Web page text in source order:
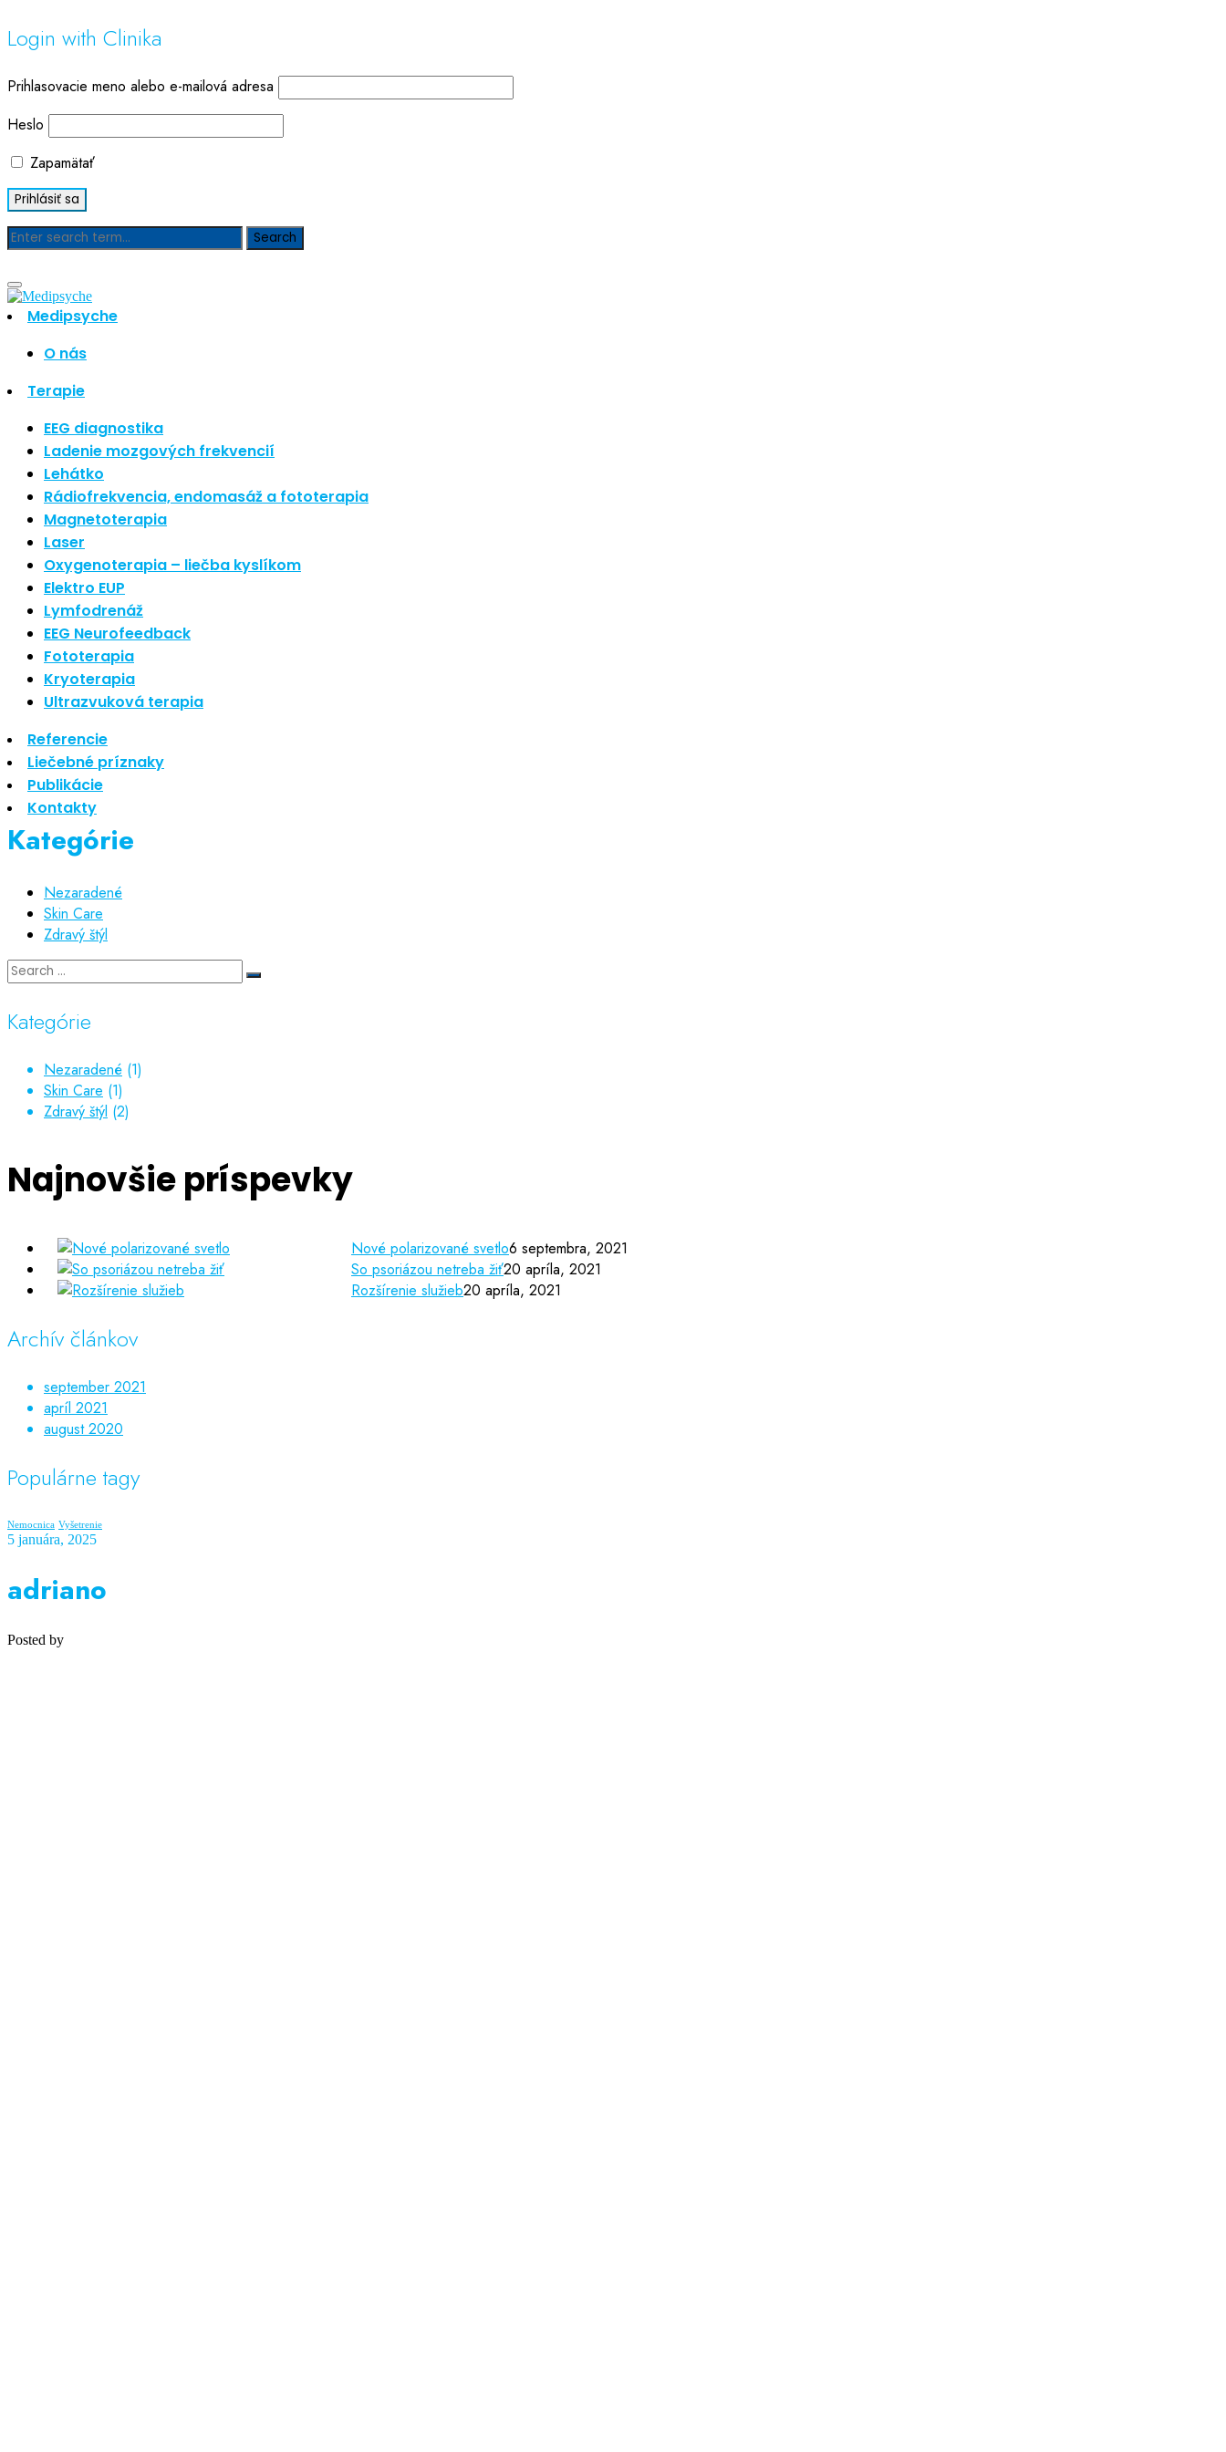
Login with Clinika
Prihlasovacie meno alebo e-mailová adresa
Heslo
Zapamätať
Medipsyche
O nás
Terapie
EEG diagnostika
Ladenie mozgových frekvencií
Lehátko
Rádiofrekvencia, endomasáž a fototerapia
Magnetoterapia
Laser
Oxygenoterapia – liečba kyslíkom
Elektro EUP
Lymfodrenáž
EEG Neurofeedback
Fototerapia
Kryoterapia
Ultrazvuková terapia
Referencie
Liečebné príznaky
Publikácie
Kontakty
Blog
Hľadať
Najnovšie články
Nové polarizované svetlo
So psoriázou netreba žiť
Rozšírenie služieb
Hudba a vývoj mozgu
Najnovšie komentáre
Žiadne komentáre na zobrazenie.
Archív
september 2021
apríl 2021
august 2020
Kategórie
Nezaradené
Skin Care
Zdravý štýl
Kategórie
Nezaradené (1)
Skin Care (1)
Zdravý štýl (2)
Najnovšie príspevky
Nové polarizované svetlo6 septembra, 2021
So psoriázou netreba žiť20 apríla, 2021
Rozšírenie služieb20 apríla, 2021
Archív článkov
september 2021
apríl 2021
august 2020
Populárne tagy
Nemocnica Vyšetrenie
5 januára, 2025
adriano
Posted by